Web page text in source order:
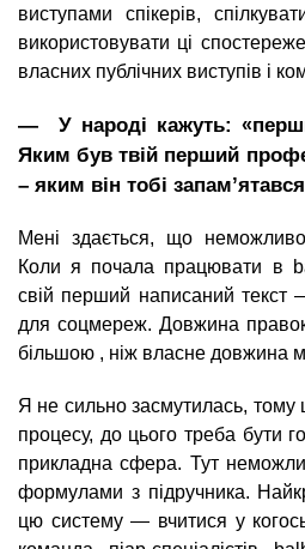
виступами спікерів,
використовувати ці
власних публічних виступів і
― У народі кажуть:«
Яким був твій перший
– яким він тобі
Мені здається, що
Коли я почала працювати в
свій перший написаний текст
для соцмереж. Довжина правок
більшою , ніж власне довжина
Я не сильно засмутилась, тому
процесу, до цього треба бути
прикладна сфера. Тут
формулами з підручника.
цю систему — вчитися у